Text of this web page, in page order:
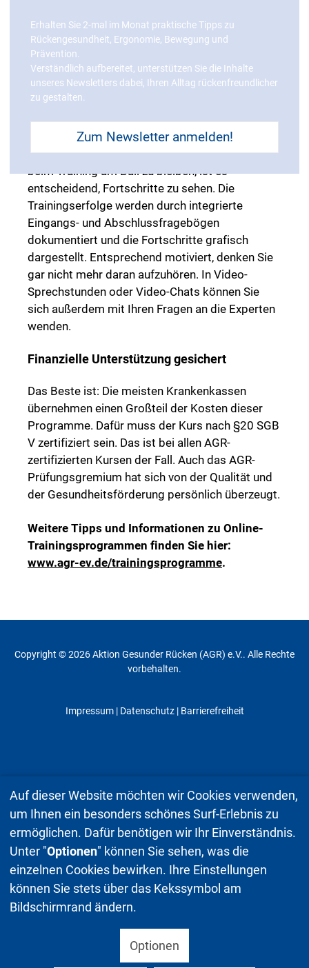
jederzeit zur Seite
Die Trainings-Programme unterstützen Sie
optimal bei der korrekten Ausführung der
Übungen. Dafür werden die Übungen von
Physiotherapeuten in anschaulichen Videos
genauestens erklärt. Wer möchte, kann auch ein
kooperierendes Therapiezentrum für eine erste
fachgerechte Anleitung aufsuchen. Wichtig: Um
beim Training am Ball zu bleiben, ist es
entscheidend, Fortschritte zu sehen. Die
Trainingserfolge werden durch integrierte
Eingangs- und Abschlussfragebögen
dokumentiert und die Fortschritte grafisch
dargestellt. Entsprechend motiviert, denken Sie
gar nicht mehr daran aufzuhören. In Video-
Sprechstunden oder Video-Chats können Sie
sich außerdem mit Ihren Fragen an die Experten
wenden.
Finanzielle Unterstützung gesichert
Das Beste ist: Die meisten Krankenkassen
übernehmen einen Großteil der Kosten dieser
Programme. Dafür muss der Kurs nach §20 SGB
V zertifiziert sein. Das ist bei allen AGR-
zertifizierten Kursen der Fall. Auch das AGR-
Prüfungsgremium hat sich von der Qualität und
der Gesundheitsförderung persönlich überzeugt.
Weitere Tipps und Informationen zu Online-
Trainingsprogrammen finden Sie hier:
www.agr-ev.de/trainingsprogramme.
Copyright © 2026 Aktion Gesunder Rücken (AGR) e.V.. Alle Rechte
vorbehalten.
Impressum| Datenschutz| Barrierefreiheit
Erhalten Sie 2-mal im Monat praktische Tipps zu
Rückengesundheit, Ergonomie, Bewegung und
Prävention.
Verständlich aufbereitet, unterstützen Sie die Inhalte
unseres Newsletters dabei, Ihren Alltag rückenfreundlicher
zu gestalten.
Zum Newsletter anmelden!
Auf dieser Website möchten wir Cookies verwenden,
um Ihnen ein besonders schönes Surf-Erlebnis zu
ermöglichen. Dafür benötigen wir Ihr Einverständnis.
Unter "Optionen" können Sie sehen, was die
einzelnen Cookies bewirken. Ihre Einstellungen
können Sie stets über das Kekssymbol am
Bildschirmrand ändern.
Optionen